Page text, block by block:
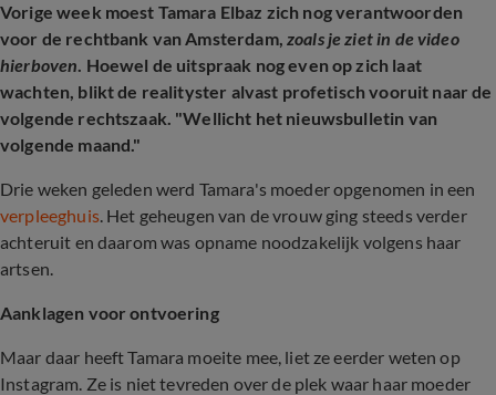
Vorige week moest Tamara Elbaz zich nog verantwoorden
voor de rechtbank van Amsterdam, zoals je ziet in de video
hierboven. Hoewel de uitspraak nog even op zich laat
wachten, blikt de realityster alvast profetisch vooruit naar de
volgende rechtszaak. "Wellicht het nieuwsbulletin van
volgende maand."
Drie weken geleden werd Tamara's moeder opgenomen in een
verpleeghuis. Het geheugen van de vrouw ging steeds verder
achteruit en daarom was opname noodzakelijk volgens haar
artsen.
Aanklagen voor ontvoering
Maar daar heeft Tamara moeite mee, liet ze eerder weten op
Instagram. Ze is niet tevreden over de plek waar haar moeder